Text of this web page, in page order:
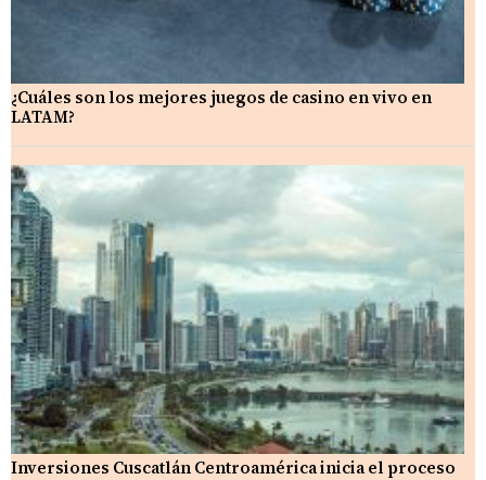
¿Cuáles son los mejores juegos de casino en vivo en
LATAM?
Inversiones Cuscatlán Centroamérica inicia el proceso